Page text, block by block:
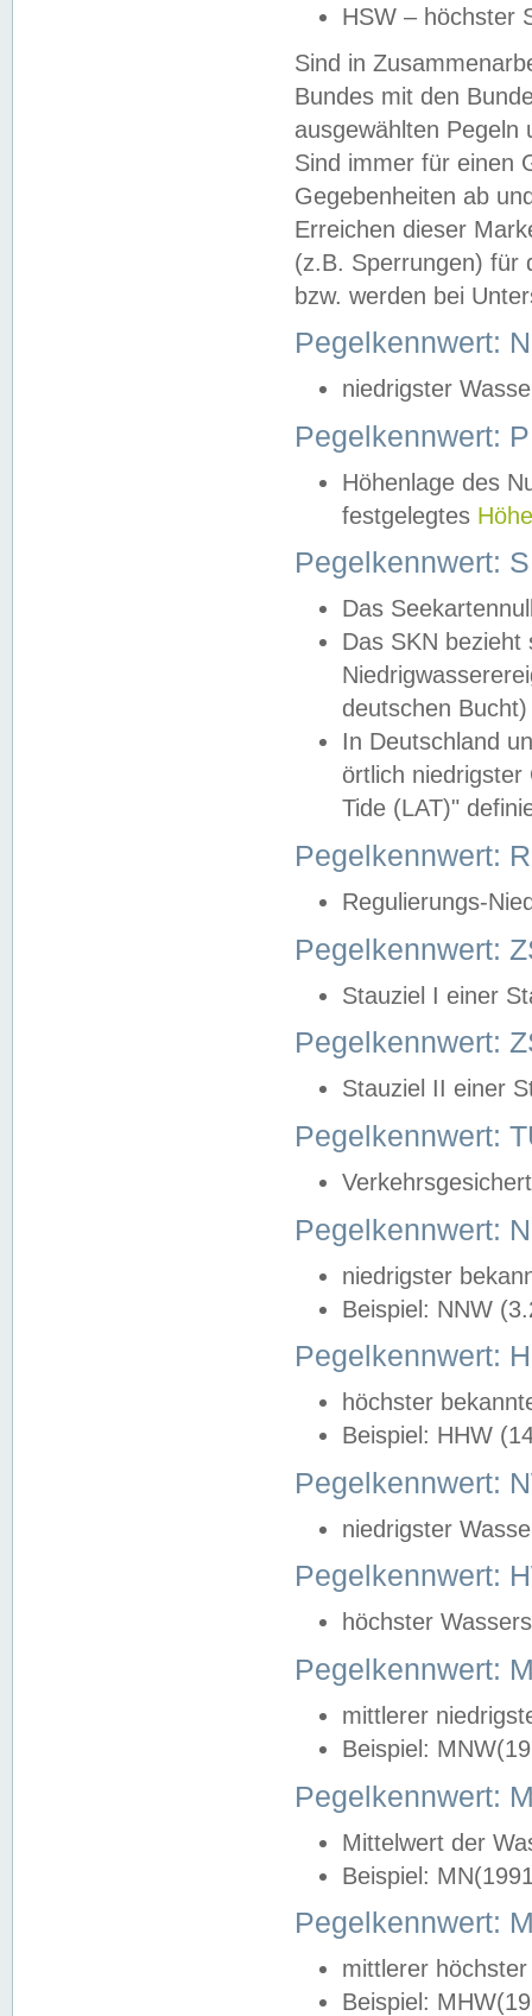
HSW – höchster
Sind in
Bundes mit den
ausgewählten
Sind immer für einen
Gegebenheiten ab
Erreichen dieser
(z.B. Sperrungen) für
bzw. werden bei
Pegelkennwert:
niedrigster
Pegelkennwert:
Höhenlage des
festgelegtes
Pegelkennwert:
Das
Das SKN
deutschen
In Deutschland
örtlich
Tide (LAT)"
Pegelkennwert:
Regulierungs-
Pegelkennwert:
Stauziel I einer
Pegelkennwert:
Stauziel II einer
Pegelkennwert:
Pegelkennwert:
niedrigster
Beispiel: NNW
Pegelkennwert:
höchster
Beispiel: HHW
Pegelkennwert:
niedrigster
Pegelkennwert:
höchster
Pegelkennwert:
mittlerer
Beispiel:
Pegelkennwert:
Mittelwert der
Beispiel:
Pegelkennwert:
mittlerer
Beispiel: